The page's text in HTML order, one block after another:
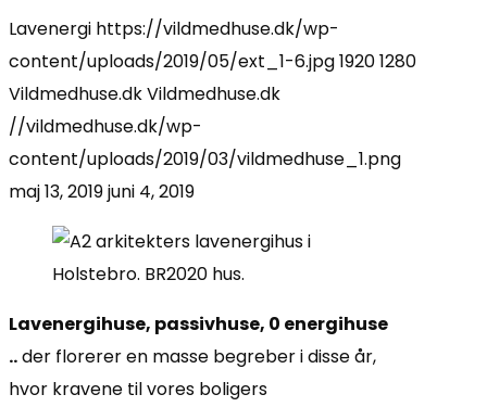
Lavenergi https://vildmedhuse.dk/wp-
content/uploads/2019/05/ext_1-6.jpg19201280
Vildmedhuse.dkVildmedhuse.dk
//vildmedhuse.dk/wp-
content/uploads/2019/03/vildmedhuse_1.png
maj 13, 2019juni 4, 2019
Lavenergihuse, passivhuse, 0 energihuse
..der florerer en masse begreber i disse år,
hvor kravene til vores boligers